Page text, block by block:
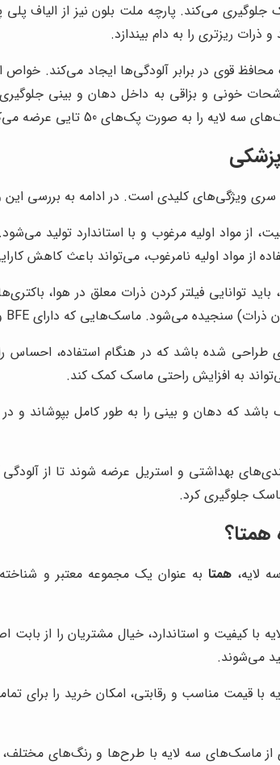
می‌کند. پارچه ملت بلون نیز از الیاف پلی
ریزتری را به دام بیندازد.
خونی و بزاقی به داخل دهان و بینی
عرضه می‌کند که از نظر اقتصادی نیز مقرون به صرفه است.
ویژگی‌های کلیدی است. در ادامه به بررسی این
از مواد اولیه مرغوب و با استاندارد تولید
از مواد اولیه نامرغوب، می‌تواند باعث کاهش
طراحی شده باشد که در هنگام استفاده، احساس
به افزایش راحتی ماسک کمک کند.
باشد که دهان و بینی را به طور کامل بپوشاند
بهداشتی و استریل عرضه شوند تا از
جلوگیری کرد.
همتا؟
لایه،همتا به عنوان یک مجموعه معتبر و
با کیفیت و استاندارد، خیال مشتریان را از
می‌شوند.
با قیمت مناسب و رقابتی، امکان خرید را برای
از ماسک‌های سه لایه با طرح‌ها و رنگ‌های